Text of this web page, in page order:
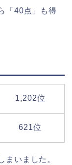
「40点」も得
1,202位
621位
まいました。